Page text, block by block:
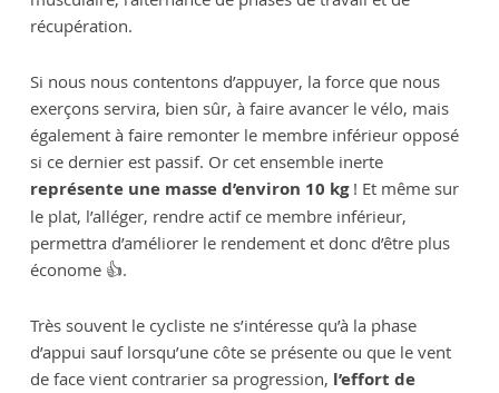
récupération.
Si nous nous contentons d’appuyer, la force que nous
exerçons servira, bien sûr, à faire avancer le vélo, mais
également à faire remonter le membre inférieur opposé
si ce dernier est passif. Or cet ensemble inerte
représente une masse d’environ 10 kg! Et même sur
le plat, l’alléger, rendre actif ce membre inférieur,
permettra d’améliorer le rendement et donc d’être plus
économe 👍.
Très souvent le cycliste ne s’intéresse qu’à la phase
d’appui sauf lorsqu’une côte se présente ou que le vent
de face vient contrarier sa progression, l’effort de